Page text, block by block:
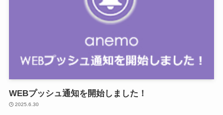
WEBプッシュ通知を開始しました！
2025.6.30